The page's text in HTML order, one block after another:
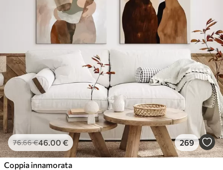
76.66€46.00 € 269
Coppia innamorata